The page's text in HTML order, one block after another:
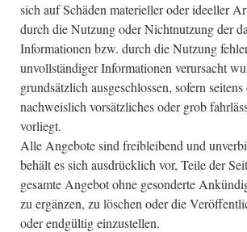
sich auf Schäden materieller oder ideeller
durch die Nutzung oder Nichtnutzung der
Informationen bzw. durch die Nutzung
unvollständiger Informationen verursacht
grundsätzlich ausgeschlossen, sofern
nachweislich vorsätzliches oder grob
vorliegt.
Alle Angebote sind freibleibend und
behält es sich ausdrücklich vor, Teile der
gesamte Angebot ohne gesonderte
zu ergänzen, zu löschen oder die
oder endgültig einzustellen.